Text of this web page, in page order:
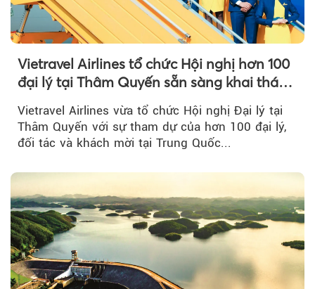
Vietravel Airlines tổ chức Hội nghị hơn 100
đại lý tại Thâm Quyến sẵn sàng khai thác
đường bay thẳng TP.HCM - Thâm Quyến
Vietravel Airlines vừa tổ chức Hội nghị Đại lý tại
Thâm Quyến với sự tham dự của hơn 100 đại lý,
đối tác và khách mời tại Trung Quốc...